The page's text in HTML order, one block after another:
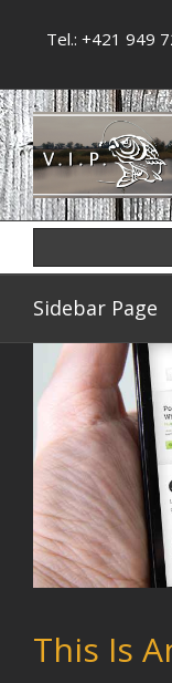
Tel.: +421 949
Sidebar Page
This Is